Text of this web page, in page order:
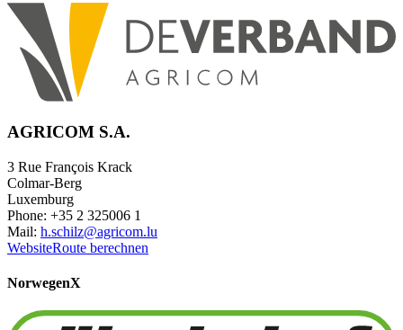
AGRICOM S.A.
3 Rue François Krack
Colmar-Berg
Luxemburg
Phone: +35 2 325006 1
Mail: h.schilz@agricom.lu
WebsiteRoute berechnen
NorwegenX